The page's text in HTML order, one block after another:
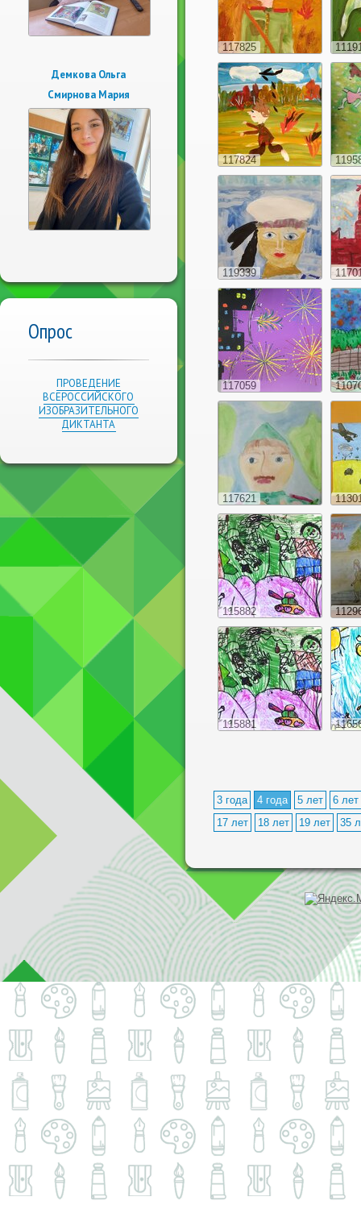
Демкова Ольга
Смирнова Мария
Опрос
ПРОВЕДЕНИЕ
ВСЕРОССИЙСКОГО
ИЗОБРАЗИТЕЛЬНОГО
ДИКТАНТА
117825
117824
119339
117059
117621
115882
115881
3 года 4 года 5 лет
6 лет
17 лет
18 лет 19 лет 35